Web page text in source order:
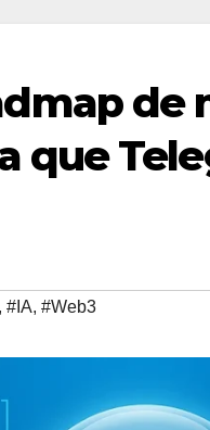
de
que
, #IA, #Web3